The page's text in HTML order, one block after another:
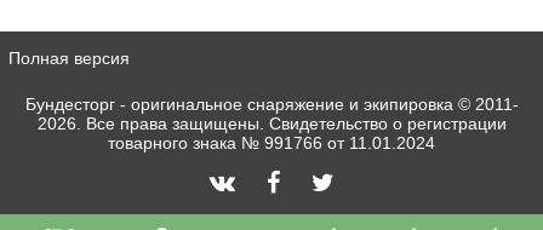
Полная версия
Бундесторг - оригинальное снаряжение и экипировка © 2011-
2026. Все права защищены. Свидетельство о регистрации
товарного знака № 991766 от 11.01.2024